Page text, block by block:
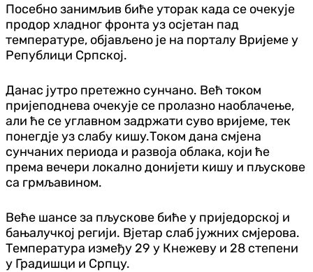
Посебно занимљив биће уторак када се очекује
продор хладног фронта уз осјетан пад
температуре, објављено је на порталу Вријеме у
Републици Српској.
Данас јутро претежно сунчано. Већ током
пријеподнева очекује се пролазно наоблачење,
али ће се углавном задржати суво вријеме, тек
понегд‌је уз слабу кишу.Током дана смјена
сунчаних периода и развоја облака, који ће
према вечери локално донијети кишу и пљускове
са грмљавином.
Веће шансе за пљускове биће у приједорској и
бањалучкој регији. Вјетар слаб јужних смјерова.
Температура између 29 у Кнежеву и 28 степени
у Градишци и Српцу.